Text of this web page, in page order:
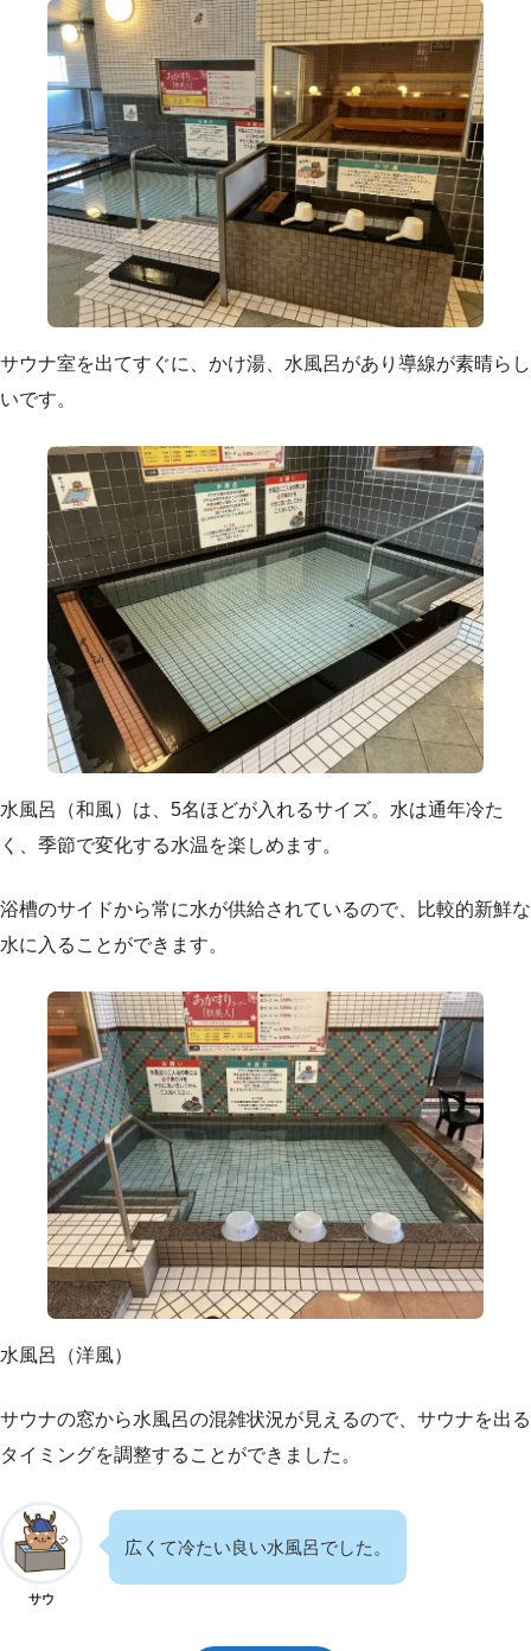
サウナ室を出てすぐに、かけ湯、水風呂があり導線が素晴らし
いです。
水風呂（和風）は、5名ほどが入れるサイズ。水は通年冷た
く、季節で変化する水温を楽しめます。
浴槽のサイドから常に水が供給されているので、比較的新鮮な
水に入ることができます。
水風呂（洋風）
サウナの窓から水風呂の混雑状況が見えるので、サウナを出る
タイミングを調整することができました。
サウ
広くて冷たい良い水風呂でした。